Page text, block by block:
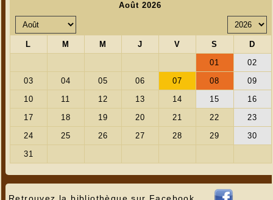
Retrouvez la bibliothèque sur Facebook